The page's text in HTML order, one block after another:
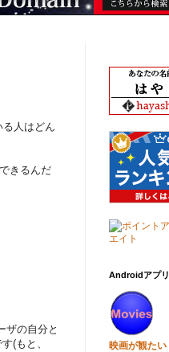
人はどん
きるんだ
ザの自分と
(もと、
Androidアプリ
映画が観たい